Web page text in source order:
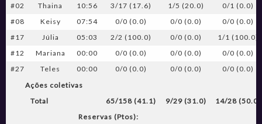
#02
Thaina 10:56 3/17 (17.6) 1/5 (20.0)
0/1 (0.0)
#08
Keisy 07:54 0/0 (0.0) 0/0 (0.0)
0/0 (0.0)
#17
Júlia 05:03 2/2 (100.0) 0/0 (0.0)
1/1 (100.0)
#12
Mariana 00:00 0/0 (0.0) 0/0 (0.0)
0/0 (0.0)
#27
Teles 00:00 0/0 (0.0) 0/0 (0.0)
0/0 (0.0)
Ações coletivas
Total
65/158 (41.1) 9/29 (31.0)
14/28 (50.0)
Reservas (Ptos):